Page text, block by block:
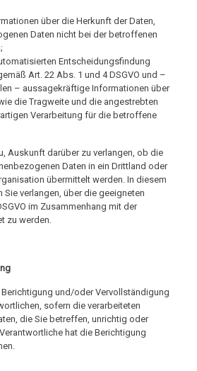
über die Herkunft der Daten,
Daten nicht bei der betroffenen
Entscheidungsfindung
Art. 22 Abs. 1 und 4 DSGVO und –
– aussagekräftige Informationen über
die Tragweite und die angestrebten
Verarbeitung für die betroffene
Auskunft darüber zu verlangen, ob die
Daten in ein Drittland oder
übermittelt werden. In diesem
Sie verlangen, über die geeigneten
im Zusammenhang mit der
zu werden.
Berichtigung und/oder Vervollständigung
sofern die verarbeiteten
die Sie betreffen, unrichtig oder
hat die Berichtigung